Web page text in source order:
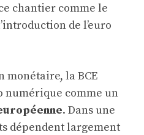
chantier comme le
de l’euro
monétaire, la BCE
numérique comme un
. Dans une
dépendent largement